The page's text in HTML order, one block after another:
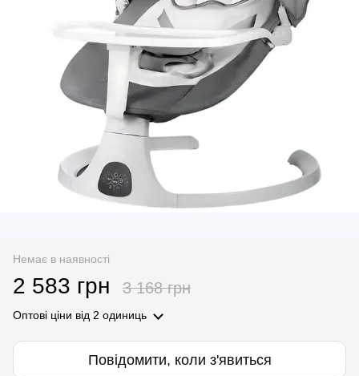
Немає в наявності
2 583 грн 3 168 грн
Оптові ціни від 2 одиниць
Повідомити, коли з'явиться